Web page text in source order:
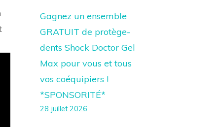
Gagnez un ensemble
GRATUIT de protège-
dents Shock Doctor Gel
Max pour vous et tous
vos coéquipiers !
*SPONSORITÉ*
28 juillet 2026